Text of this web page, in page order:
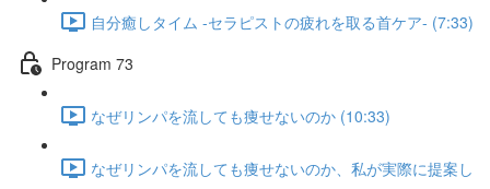
自分癒しタイム -セラピストの疲れを取る首ケア- (7:33)
Program 73
なぜリンパを流しても痩せないのか (10:33)
なぜリンパを流しても痩せないのか、私が実際に提案し